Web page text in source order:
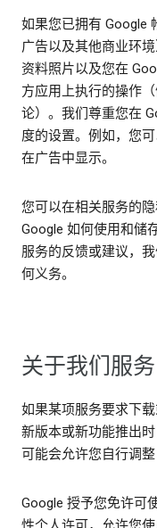
如果您已拥有 Google
广告以及其他商业环
资料照片以及您在
方应用上执行的操作
论）。我们尊重您在
度的设置。例如，您
在广告中显示。
您可以在相关服务的
Google 如何使用和储
服务的反馈或建议，
何义务。
关于我们服
如果某项服务要求下
新版本或新功能推出
可能会允许您自行调整
Google 授予您免许可